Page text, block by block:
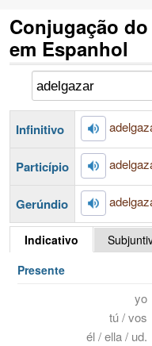
Conjugação
em Espanhol
Infinitivo
Particípio
Gerúndio
Indicativo
Presente
yo
tú / vos
él / ella / ud.